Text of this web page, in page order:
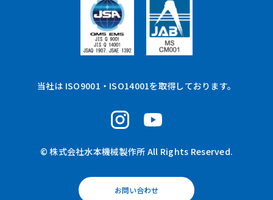
お問い合わせ
当社は ISO9001・ISO14001を取得しております。
© 株式会社水本機械製作所 All Rights Reserved.